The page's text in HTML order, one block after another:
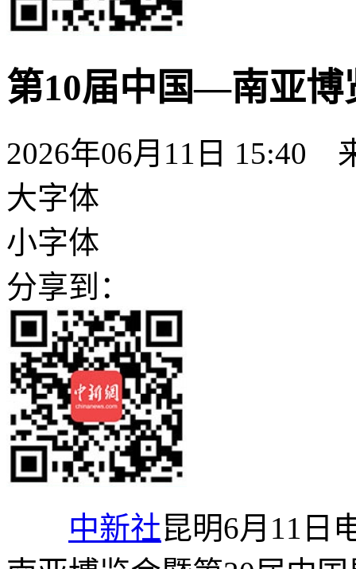
第10届中国—南亚博
2026年06月11日 15:40
大字体
小字体
分享到：
中新社昆明6月11日